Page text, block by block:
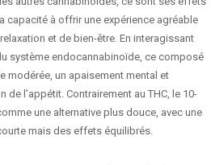
capacité à offrir une expérience agréable
et de bien-être. En interagissant
système endocannabinoïde, ce composé
modérée, un apaisement mental et
de l’appétit. Contrairement au THC, le 10-
une alternative plus douce, avec une
mais des effets équilibrés.